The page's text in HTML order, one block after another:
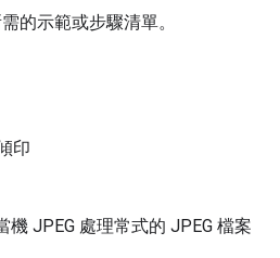
的示範或步驟清單。
印
機 JPEG 處理常式的 JPEG 檔案